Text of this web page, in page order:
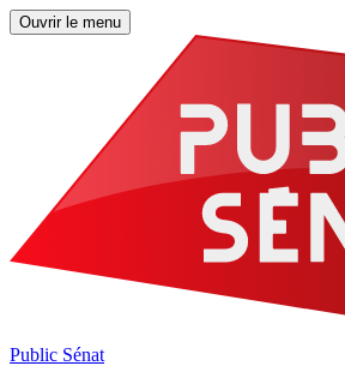
Ouvrir le menu
Public Sénat